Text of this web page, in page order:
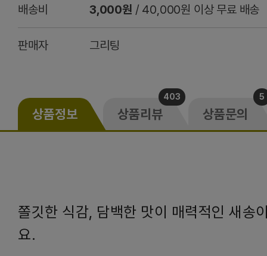
배송비 3,000원 / 40,000원 이상 무료 배송
판매자 그리팅
상품정보 상품리뷰
403
상품문의
5
쫄깃한 식감, 담백한 맛이 매력적인 새송
요.